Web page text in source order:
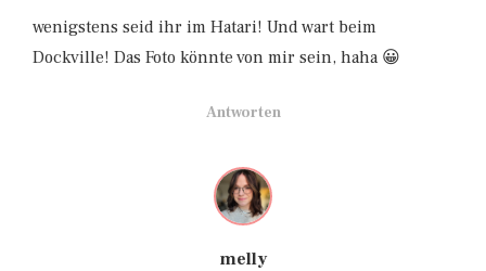
wenigstens seid ihr im Hatari! Und wart beim
Dockville! Das Foto könnte von mir sein, haha 😀
Antworten
melly